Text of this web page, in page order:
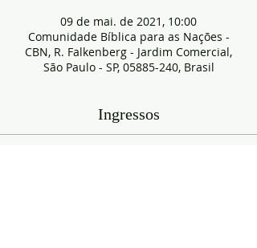
09 de mai. de 2021, 10:00
Comunidade Bíblica para as Nações -
CBN, R. Falkenberg - Jardim Comercial,
São Paulo - SP, 05885-240, Brasil
Ingressos